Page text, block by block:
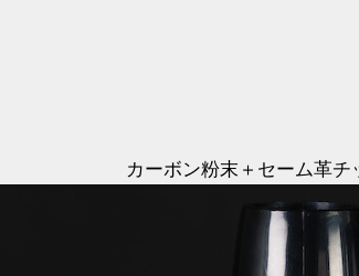
カーボン粉末＋セーム革チ